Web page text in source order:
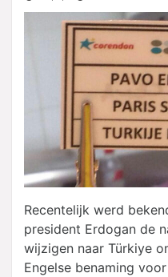
Recentelijk werd
president Erdogan de
wijzigen naar Türkiye
Engelse benaming